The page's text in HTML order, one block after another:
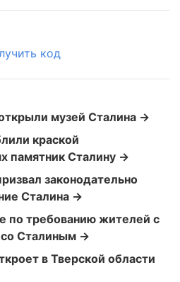
код
музей Сталина →
краской
памятник Сталину →
законодательно
Сталина →
по требованию жителей с
со Сталиным →
в Тверской области